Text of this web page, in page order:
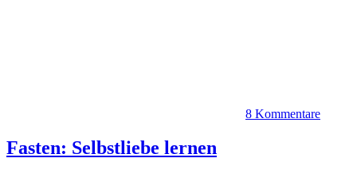
8 Kommentare
Fasten: Selbstliebe lernen